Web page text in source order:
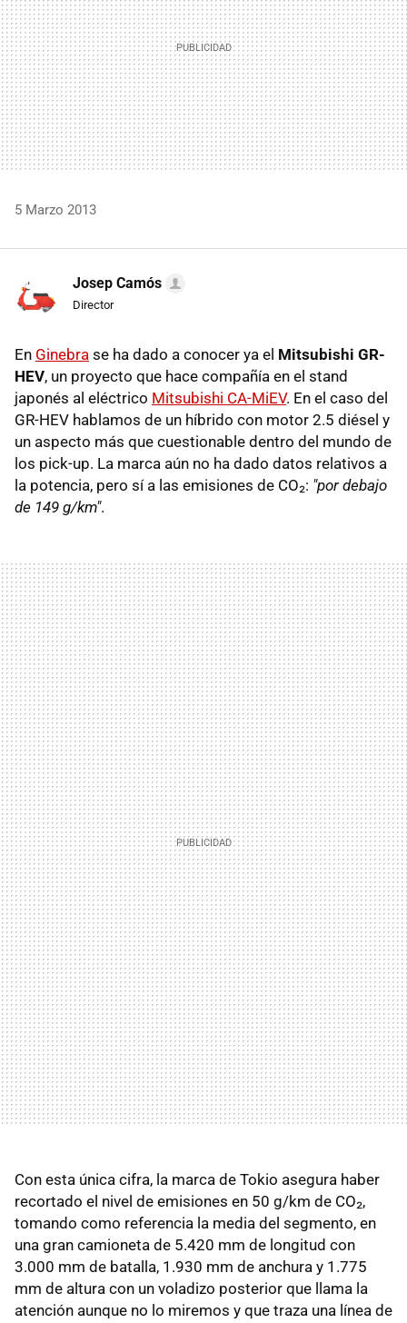
5 Marzo 2013
Josep Camós
Director
En Ginebra se ha dado a conocer ya el Mitsubishi GR-
HEV, un proyecto que hace compañía en el stand
japonés al eléctrico Mitsubishi CA-MiEV. En el caso del
GR-HEV hablamos de un híbrido con motor 2.5 diésel y
un aspecto más que cuestionable dentro del mundo de
los pick-up. La marca aún no ha dado datos relativos a
la potencia, pero sí a las emisiones de CO₂: "por debajo
de 149 g/km".
Con esta única cifra, la marca de Tokio asegura haber
recortado el nivel de emisiones en 50 g/km de CO₂,
tomando como referencia la media del segmento, en
una gran camioneta de 5.420 mm de longitud con
3.000 mm de batalla, 1.930 mm de anchura y 1.775
mm de altura con un voladizo posterior que llama la
atención aunque no lo miremos y que traza una línea de